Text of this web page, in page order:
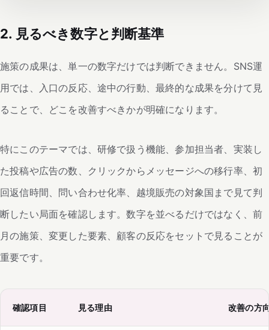
2. 見るべき数字と判断基準
施策の成果は、単一の数字だけでは判断できません。SNS運
用では、入口の反応、途中の行動、最終的な成果を分けて見
ることで、どこを改善すべきかが明確になります。
特にこのテーマでは、研修で扱う機能、参加担当者、実装し
た投稿や広告の数、クリックからメッセージへの移行率、初
回返信時間、問い合わせ化率、越境販売の対象国まで見て判
断したい局面を確認します。数字を並べるだけではなく、前
月の施策、変更した要素、顧客の反応をセットで見ることが
重要です。
確認項目 見る理由 改善の方